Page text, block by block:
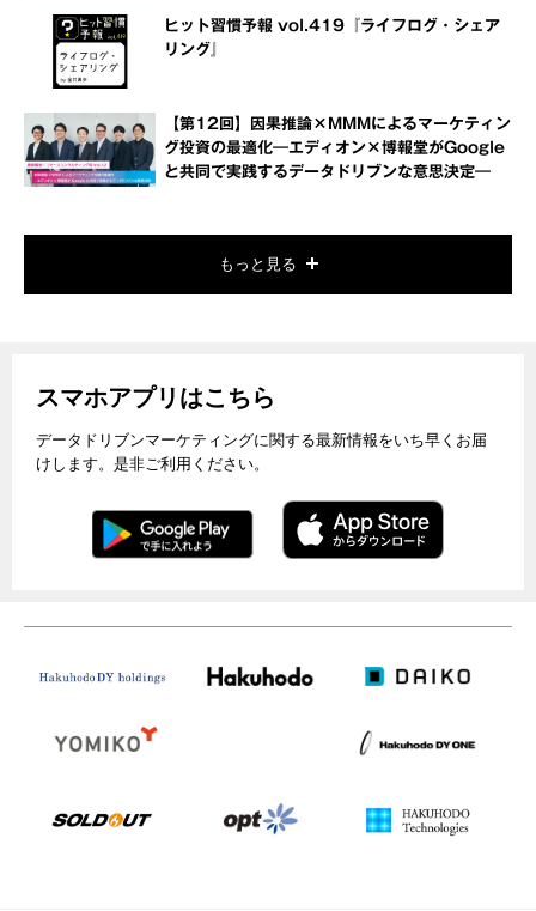
ヒット習慣予報 vol.419『ライフログ・シェア
リング』
【第12回】因果推論×MMMによるマーケティン
グ投資の最適化―エディオン×博報堂がGoogle
と共同で実践するデータドリブンな意思決定―
もっと見る
スマホアプリはこちら
データドリブンマーケティングに関する最新情報をいち早くお届
けします。是非ご利用ください。